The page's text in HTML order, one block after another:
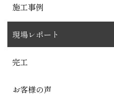
施工事例
現場レポート
完工
お客様の声